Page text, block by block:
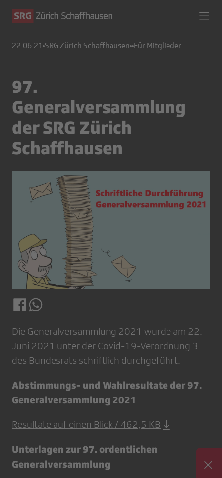
22.06.21 SRG Zürich Schaffhausen Für Mitglieder
97.
Generalversammlung
der SRG Zürich
Schaffhausen
Die Generalversammlung 2021 wurde am 22.
Juni 2021 unter der Covid-19-Verordnung 3
des Bundesrats schriftlich durchgeführt.
Abstimmungs- und Wahlresultate der 97.
Generalversammlung 2021
Resultate auf einen Blick / 462,5 KB
Unterlagen zur 97. ordentlichen
Generalversammlung